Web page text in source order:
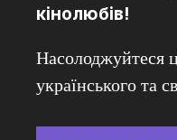
кінолюбів!
Насолоджуйтеся
українського та